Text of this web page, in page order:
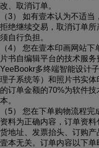
改、取消订单。
（3） 如有壹本认为不适
拒绝继续交易，取消订单
须自行负担。
（4） 您在壹本印画网站
片书自编辑平台的技术服
YeeBookr多终端智能设计
理子系统等）和照片书实
的订单金额的70%为软件
本。
（5） 您在下单购物流程
资料为正确内容，订单资
货地址、发票抬头、订购
壹本无关。订单内容以下单